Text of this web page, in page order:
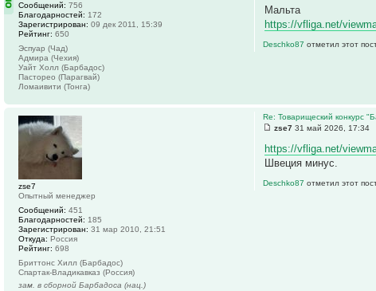
Мальта
https://vfliga.net/
Deschko87отметил этот
Сообщений: 756
Благодарностей: 172
Зарегистрирован: 09 дек 2011, 15:39
Рейтинг: 650
Эспуар (Чад)
Адмира (Чехия)
Уайт Холл (Барбадос)
Пасторео (Парагвай)
Ломаивити (Тонга)
Re: Товарищеский конкурс
zse7 31 май 2026, 17:34
https://vfliga.net/
Швеция минус.
Deschko87отметил этот
zse7
Опытный менеджер
Сообщений: 451
Благодарностей: 185
Зарегистрирован: 31 мар 2010, 21:51
Откуда: Россия
Рейтинг: 698
Бриттонс Хилл (Барбадос)
Спартак-Владикавказ (Россия)
зам. в сборной Барбадоса (нац.)